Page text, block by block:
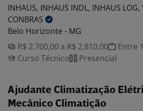
INHAUS, INHAUS INDL, INHAUS LOG,
CONBRAS
Belo Horizonte - MG
R$ 2.700,00 a R$ 2.810,00
Entre
Curso Técnico
Presencial
Ajudante Climatização
Mecânico Climatição